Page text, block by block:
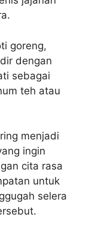
goreng,
dengan
sebagai
teh atau
menjadi
ingin
cita rasa
untuk
selera